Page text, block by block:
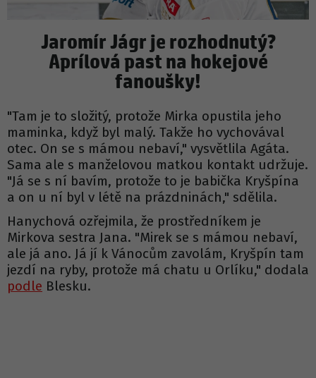
Jaromír Jágr je rozhodnutý?
Aprílová past na hokejové
fanoušky!
"Tam je to složitý, protože Mirka opustila jeho
maminka, když byl malý. Takže ho vychovával
otec. On se s mámou nebaví," vysvětlila Agáta.
Sama ale s manželovou matkou kontakt udržuje.
"Já se s ní bavím, protože to je babička Kryšpína
a on u ní byl v létě na prázdninách," sdělila.
Hanychová ozřejmila, že prostředníkem je
Mirkova sestra Jana. "Mirek se s mámou nebaví,
ale já ano. Já jí k Vánocům zavolám, Kryšpín tam
jezdí na ryby, protože má chatu u Orlíku," dodala
podle Blesku.